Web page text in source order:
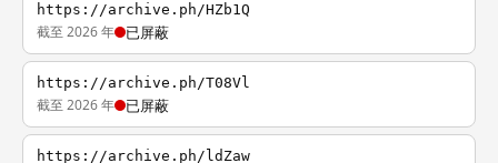
https://archive.ph/HZb1Q
截至 2026 年 已屏蔽
https://archive.ph/T08Vl
截至 2026 年 已屏蔽
https://archive.ph/ldZaw